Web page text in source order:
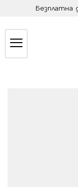
Безплатна